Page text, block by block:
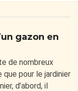
gazon en
de nombreux
pour le jardinier
d’abord, il